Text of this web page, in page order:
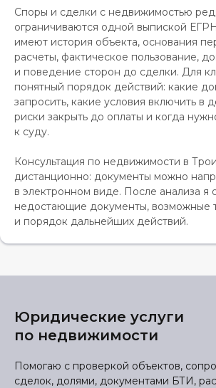
Споры и сделки с недвижимостью
ограничиваются одной выпиской
имеют история объекта, основания
расчеты, фактическое пользование,
и поведение сторон до сделки. Для
понятный порядок действий: какие
запросить, какие условия включить в
риски закрыть до оплаты и когда
к суду.
Консультация по недвижимости в
дистанционно: документы можно
в электронном виде. После анализа я
недостающие документы, возможные
и порядок дальнейших действий.
Юридические услуги
по недвижимости
Помогаю с проверкой объектов,
сделок, долями, документами БТИ,